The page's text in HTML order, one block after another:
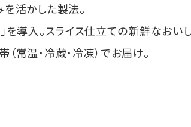
活かした製法。
を導入。スライス仕立ての新鮮なおい
常温・冷蔵・冷凍）でお届け。